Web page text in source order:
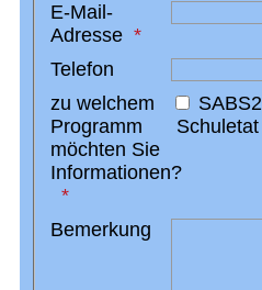
E-Mail-
Adresse
Telefon
zu welchem
Programm
möchten Sie
Informationen?
SABS2
Schuletat
Bemerkung